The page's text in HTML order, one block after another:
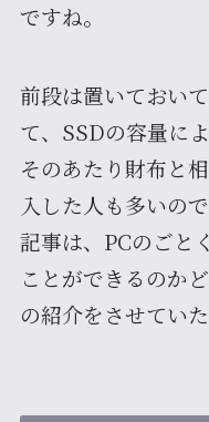
ですね。
前段は置いておい
て、SSDの容量に
そのあたり財布と
入した人も多いの
記事は、PCのごと
ことができるのか
の紹介をさせていた